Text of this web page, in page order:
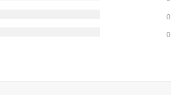
0
0